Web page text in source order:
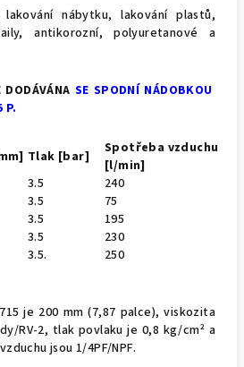
lakování nábytku, lakování plastů,
antikorozní, polyuretanové a
SE SPODNÍ NÁDOBKOU
P.
Tlak [bar]
Spotřeba vzduchu
[l/min]
3.5
240
3.5
75
3.5
195
3.5
230
3.5. 250
je 200 mm (7,87 palce), viskozita
RV-2, tlak povlaku je 0,8 kg/cm² a
jsou 1/4PF/NPF.